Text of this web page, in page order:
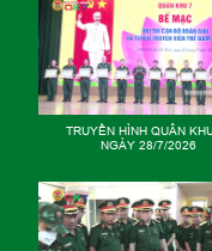
KHU 7 -